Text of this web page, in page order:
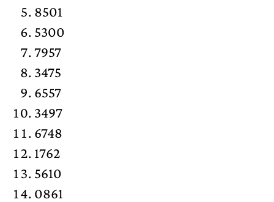
8501
5300
7957
3475
6557
3497
6748
1762
5610
0861